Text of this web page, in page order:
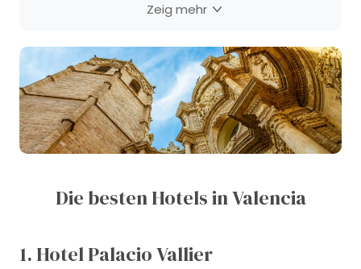
Zeig mehr
Die besten Hotels in Valencia
1. Hotel Palacio Vallier